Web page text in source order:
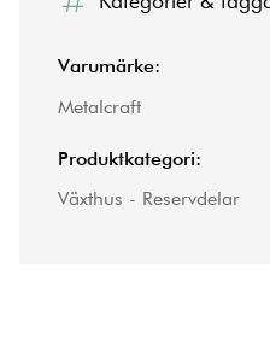
Varumärke:
Metalcraft
Produktkategori:
Växthus - Reservdelar